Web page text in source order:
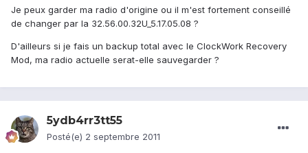
Je peux garder ma radio d'origine ou il m'est fortement conseillé
de changer par la 32.56.00.32U_5.17.05.08 ?
D'ailleurs si je fais un backup total avec le ClockWork Recovery
Mod, ma radio actuelle serat-elle sauvegarder ?
5ydb4rr3tt55
Posté(e) 2 septembre 2011